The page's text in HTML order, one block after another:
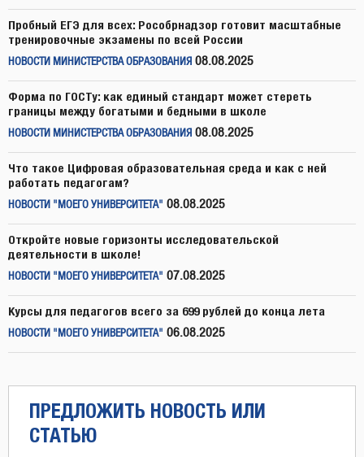
Пробный ЕГЭ для всех: Рособрнадзор готовит масштабные
тренировочные экзамены по всей России
НОВОСТИ МИНИСТЕРСТВА ОБРАЗОВАНИЯ 08.08.2025
Форма по ГОСТу: как единый стандарт может стереть
границы между богатыми и бедными в школе
НОВОСТИ МИНИСТЕРСТВА ОБРАЗОВАНИЯ 08.08.2025
Что такое Цифровая образовательная среда и как с ней
работать педагогам?
НОВОСТИ "МОЕГО УНИВЕРСИТЕТА" 08.08.2025
Откройте новые горизонты исследовательской
деятельности в школе!
НОВОСТИ "МОЕГО УНИВЕРСИТЕТА" 07.08.2025
Курсы для педагогов всего за 699 рублей до конца лета
НОВОСТИ "МОЕГО УНИВЕРСИТЕТА" 06.08.2025
ПРЕДЛОЖИТЬ НОВОСТЬ ИЛИ
СТАТЬЮ